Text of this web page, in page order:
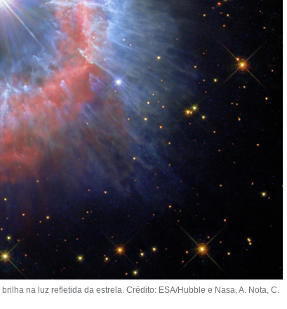
na luz refletida da estrela. Crédito: ESA/Hubble e Nasa, A. Nota, C.